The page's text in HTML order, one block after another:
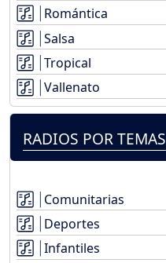
Romántica
Salsa
Tropical
Vallenato
RADIOS POR TEMAS
Comunitarias
Deportes
Infantiles